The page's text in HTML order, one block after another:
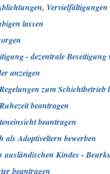
Vervielfältigungen
lassen
- dezentrale Beseitigung
anzeigen
zum Schichtbetrieb
beantragen
beantragen
als Adoptiveltern bewerben
ausländischen Kindes -
beantragen